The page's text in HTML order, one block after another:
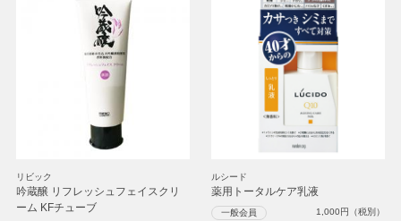
リビック
吟蔵醸 リフレッシュフェイスクリ
ーム KFチューブ
ルシード
薬用トータルケア乳液
一般会員 1,000円（税別）